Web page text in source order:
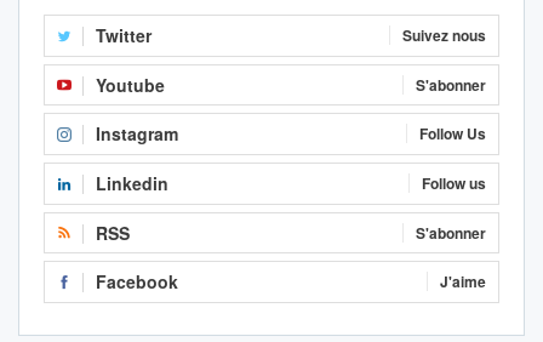
Twitter Suivez nous
Youtube S'abonner
Instagram Follow Us
Linkedin Follow us
RSS S'abonner
Facebook J'aime